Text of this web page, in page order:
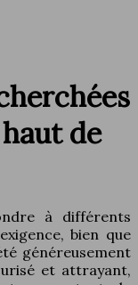
de
à différents
bien que
généreusement
et attrayant,